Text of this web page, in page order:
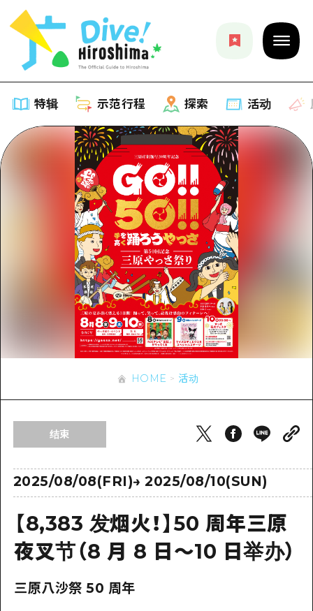
特辑 示范行程 探索 活动
特辑
列表
推荐
艺术
活动·庙会
美食·酒水
骑自行车
夜晚生活
世界遗产
学习·体验
历史·文化
治愈
自然
示范行程
列表
Dive!Hiroshima官方向导
广岛随意旅行
广岛市内
安艺
答对了
美北
东山口
短途旅行
半天
探索
列表
广岛市内
安艺
答對了
东山口
爱媛
岛根
活动
应时信息
有用的信息
访问访问
次要流量摘要
设施拥堵
行李寄存和运送服务
广岛表情周游券
广岛免费无线上网
HOME
HOME 活动
结束
2025/08/08(FRI)→2025/08/10(SUN)
【8,383 发烟火！】50 周年三原
夜叉节（8 月 8 日～10 日举办）
三原八沙祭 50 周年